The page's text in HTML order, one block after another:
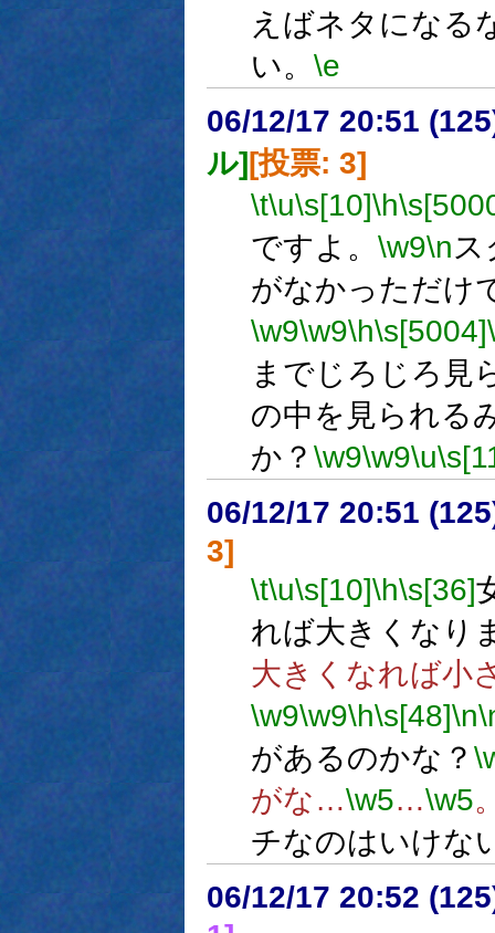
えばネタになる
い。 \e
06/12/17 20:51
ル][投票: 3]
\t\u\s[10]\h
ですよ。 \w9\n
がなかっただけ
\w9\w9\h\s[5004]
までじろじろ見
の中を見られる
か？ \w9\w9\u
06/12/17 20:51
3]
\t\u\s[10]\h\s[36]
れば大きくなり
大きくなれば小
\w9\w9\h\s[48]\n
があるのかな？
がな…\w5…\w5
チなのはいけな
06/12/17 20:52